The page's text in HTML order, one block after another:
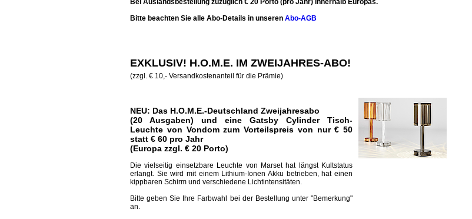
Bei Auslandsbestellung zuzüglich € 20 Porto (pro Jahr) innerhalb Europas.
Bitte beachten Sie alle Abo-Details in unseren Abo-AGB
EXKLUSIV! H.O.M.E. IM ZWEIJAHRES-ABO!
(zzgl. € 10,- Versandkostenanteil für die Prämie)
NEU: Das H.O.M.E.-Deutschland Zweijahresabo
(20 Ausgaben) und eine Gatsby Cylinder Tisch-
Leuchte von Vondom zum Vorteilspreis von nur € 50
statt € 60 pro Jahr
(Europa zzgl. € 20 Porto)
Die vielseitig einsetzbare Leuchte von Marset hat längst Kultstatus
erlangt. Sie wird mit einem Lithium-Ionen Akku betrieben, hat einen
kippbaren Schirm und verschiedene Lichtintensitäten.
Bitte geben Sie Ihre Farbwahl bei der Bestellung unter "Bemerkung"
an.